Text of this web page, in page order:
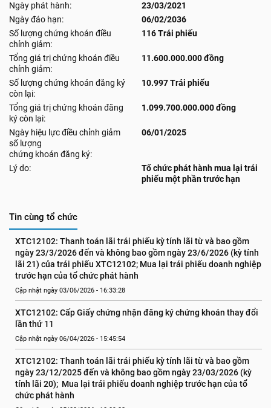
Ngày phát hành:
23/03/2021
Ngày đáo hạn:
06/02/2036
Số lượng chứng khoán điều
chỉnh giảm:
116 Trái phiếu
Tổng giá trị chứng khoán điều
chỉnh giảm:
11.600.000.000 đồng
Số lượng chứng khoán đăng ký
còn lại:
10.997 Trái phiếu
Tổng giá trị chứng khoán đăng
ký còn lại:
1.099.700.000.000 đồng
Ngày hiệu lực điều chỉnh giảm
số lượng
chứng khoán đăng ký:
06/01/2025
Lý do:
Tổ chức phát hành mua lại trái
phiếu một phần trước hạn
Tin cùng tổ chức
XTC12102: Thanh toán lãi trái phiếu kỳ tính lãi từ và bao gồm
ngày 23/3/2026 đến và không bao gồm ngày 23/6/2026 (kỳ tính
lãi 21) của trái phiếu XTC12102; Mua lại trái phiếu doanh nghiệp
trước hạn của tổ chức phát hành
Cập nhật ngày 03/06/2026 - 16:33:28
XTC12102: Cấp Giấy chứng nhận đăng ký chứng khoán thay đổi
lần thứ 11
Cập nhật ngày 06/04/2026 - 15:45:54
XTC12102: Thanh toán lãi trái phiếu kỳ tính lãi từ và bao gồm
ngày 23/12/2025 đến và không bao gồm ngày 23/03/2026 (kỳ
tính lãi 20);  Mua lại trái phiếu doanh nghiệp trước hạn của tổ
chức phát hành